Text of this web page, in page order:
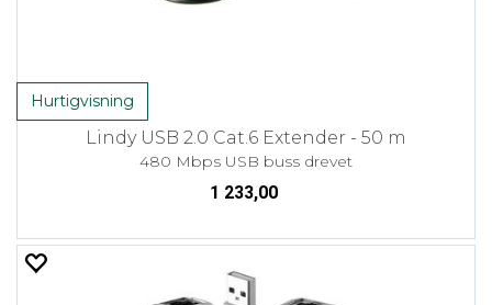
Hurtigvisning
Lindy USB 2.0 Cat.6 Extender - 50 m
480 Mbps USB buss drevet
1 233,00